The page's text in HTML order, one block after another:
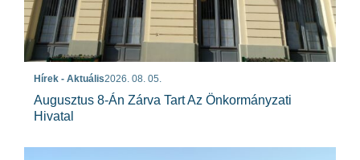
Hírek - Aktuális2026. 08. 05.
Augusztus 8-Án Zárva Tart Az Önkormányzati
Hivatal